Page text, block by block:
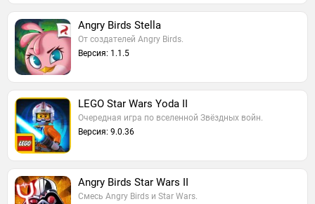
Angry Birds Stella
От создателей Angry Birds.
Версия: 1.1.5
LEGO Star Wars Yoda II
Очередная игра по вселенной Звёздных войн.
Версия: 9.0.36
Angry Birds Star Wars II
Смесь Angry Birds и Star Wars.